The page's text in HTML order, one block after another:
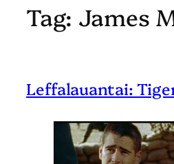
Tag: James
Leffalauantai: